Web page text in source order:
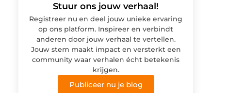
Stuur ons jouw verhaal!
Registreer nu en deel jouw unieke ervaring
op ons platform. Inspireer en verbindt
anderen door jouw verhaal te vertellen.
Jouw stem maakt impact en versterkt een
community waar verhalen écht betekenis
krijgen.
Publiceer nu je blog